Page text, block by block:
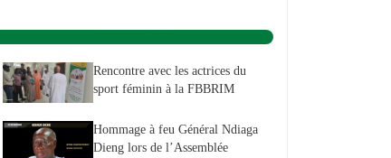
Rencontre avec les actrices du
sport féminin à la FBBRIM
Hommage à feu Général Ndiaga
Dieng lors de l’Assemblée